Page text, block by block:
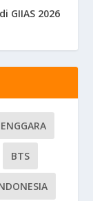
GIIAS 2026
BTS